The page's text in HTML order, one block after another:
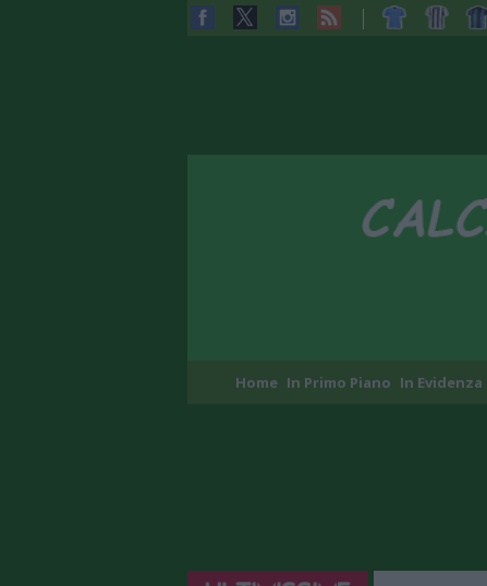
Home In Primo Piano In Evidenza